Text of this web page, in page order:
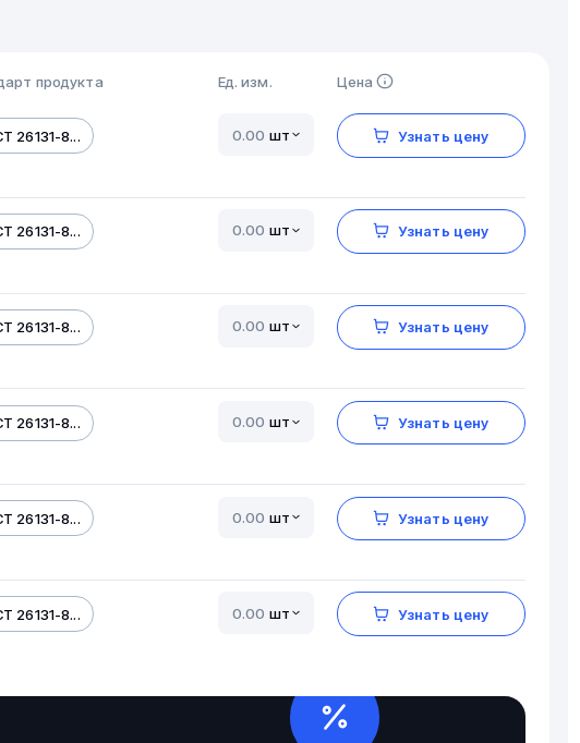
продукта Ед. изм. Цена
26131-8... шт Узнать цену
26131-8... шт Узнать цену
26131-8... шт Узнать цену
26131-8... шт Узнать цену
26131-8... шт Узнать цену
26131-8... шт Узнать цену